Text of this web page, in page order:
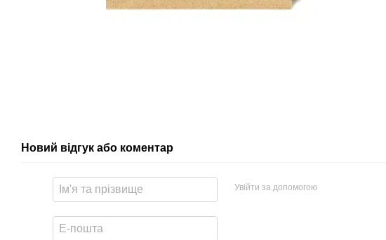
Новий відгук або коментар
Увійти за допомогою